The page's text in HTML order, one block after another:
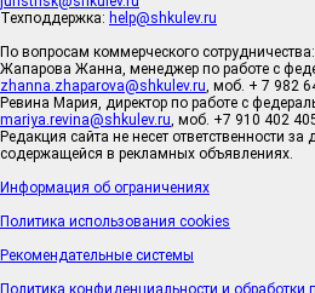
Техподдержка: help@shkulev.ru
По вопросам коммерческого сотрудничества:
Жапарова Жанна, менеджер по работе с
zhanna.zhaparova@shkulev.ru, моб. + 7 982
Ревина Мария, директор по работе с
mariya.revina@shkulev.ru, моб. +7 910 402
Редакция сайта не несет ответственности
содержащейся в рекламных объявлениях.
Информация об ограничениях
Политика использования cookies
Рекомендательные системы